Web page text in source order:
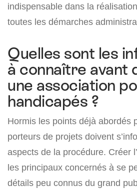
indispensable dans la
toutes les démarches
Quelles sont les
à connaître avant
une association
handicapés ?
Hormis les points déjà abordés
porteurs de projets doivent
aspects de la procédure. Créer
les principaux concernés à se
détails peu connus du grand